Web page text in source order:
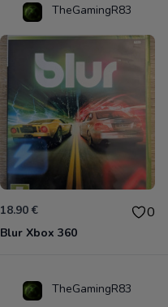
TheGamingR83
18.90 € 0
Blur Xbox 360
TheGamingR83